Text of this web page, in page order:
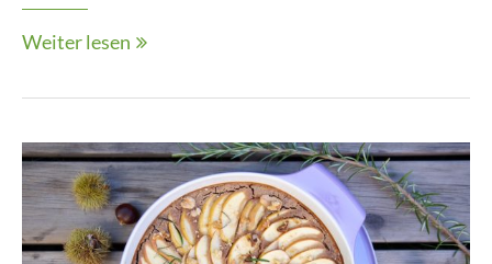
Weiter lesen